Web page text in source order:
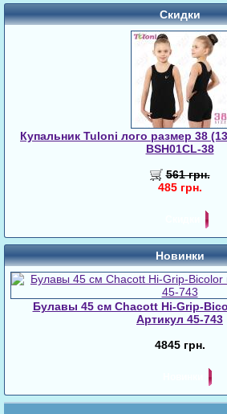
Скидки
Купальник Tuloni лого размер 38
BSH01CL-38
561 грн.
485 грн.
Новинки
Булавы 45 cм Chacott Hi-Grip-
Артикул 45-743
4845 грн.